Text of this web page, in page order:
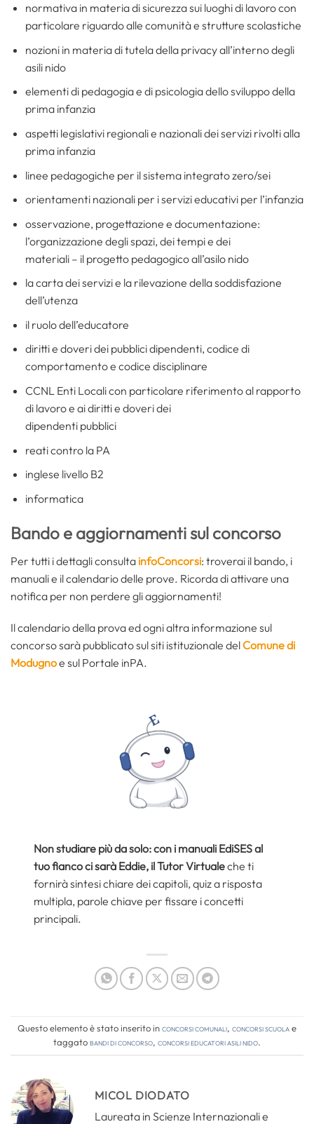
normativa in materia di sicurezza sui luoghi di lavoro con
particolare riguardo alle comunità e strutture scolastiche
nozioni in materia di tutela della privacy all’interno degli
asili nido
elementi di pedagogia e di psicologia dello sviluppo della
prima infanzia
aspetti legislativi regionali e nazionali dei servizi rivolti alla
prima infanzia
linee pedagogiche per il sistema integrato zero/sei
orientamenti nazionali per i servizi educativi per l’infanzia
osservazione, progettazione e documentazione:
l’organizzazione degli spazi, dei tempi e dei
materiali – il progetto pedagogico all’asilo nido
la carta dei servizi e la rilevazione della soddisfazione
dell’utenza
il ruolo dell’educatore
diritti e doveri dei pubblici dipendenti, codice di
comportamento e codice disciplinare
CCNL Enti Locali con particolare riferimento al rapporto
di lavoro e ai diritti e doveri dei
dipendenti pubblici
reati contro la PA
inglese livello B2
informatica
Bando e aggiornamenti sul concorso
Per tutti i dettagli consulta infoConcorsi: troverai il bando, i
manuali e il calendario delle prove. Ricorda di attivare una
notifica per non perdere gli aggiornamenti!
Il calendario della prova ed ogni altra informazione sul
concorso sarà pubblicato sul siti istituzionale delComune di
Modugnoe sul Portale inPA.
Non studiare più da solo: con i manuali EdiSES al
tuo fianco ci sarà Eddie, il Tutor Virtualeche ti
fornirà sintesi chiare dei capitoli, quiz a risposta
multipla, parole chiave per fissare i concetti
principali.
Questo elemento è stato inserito inConcorsi comunali, Concorsi Scuolae
taggatobandi di concorso, concorsi educatori asili nido.
MICOL DIODATO
Laureata in Scienze Internazionali e